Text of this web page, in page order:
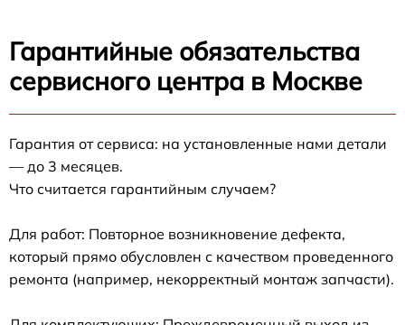
Гарантийные обязательства
сервисного центра в Москве
Гарантия от сервиса: на установленные нами детали
— до 3 месяцев.
Что считается гарантийным случаем?
Для работ: Повторное возникновение дефекта,
который прямо обусловлен с качеством проведенного
ремонта (например, некорректный монтаж запчасти).